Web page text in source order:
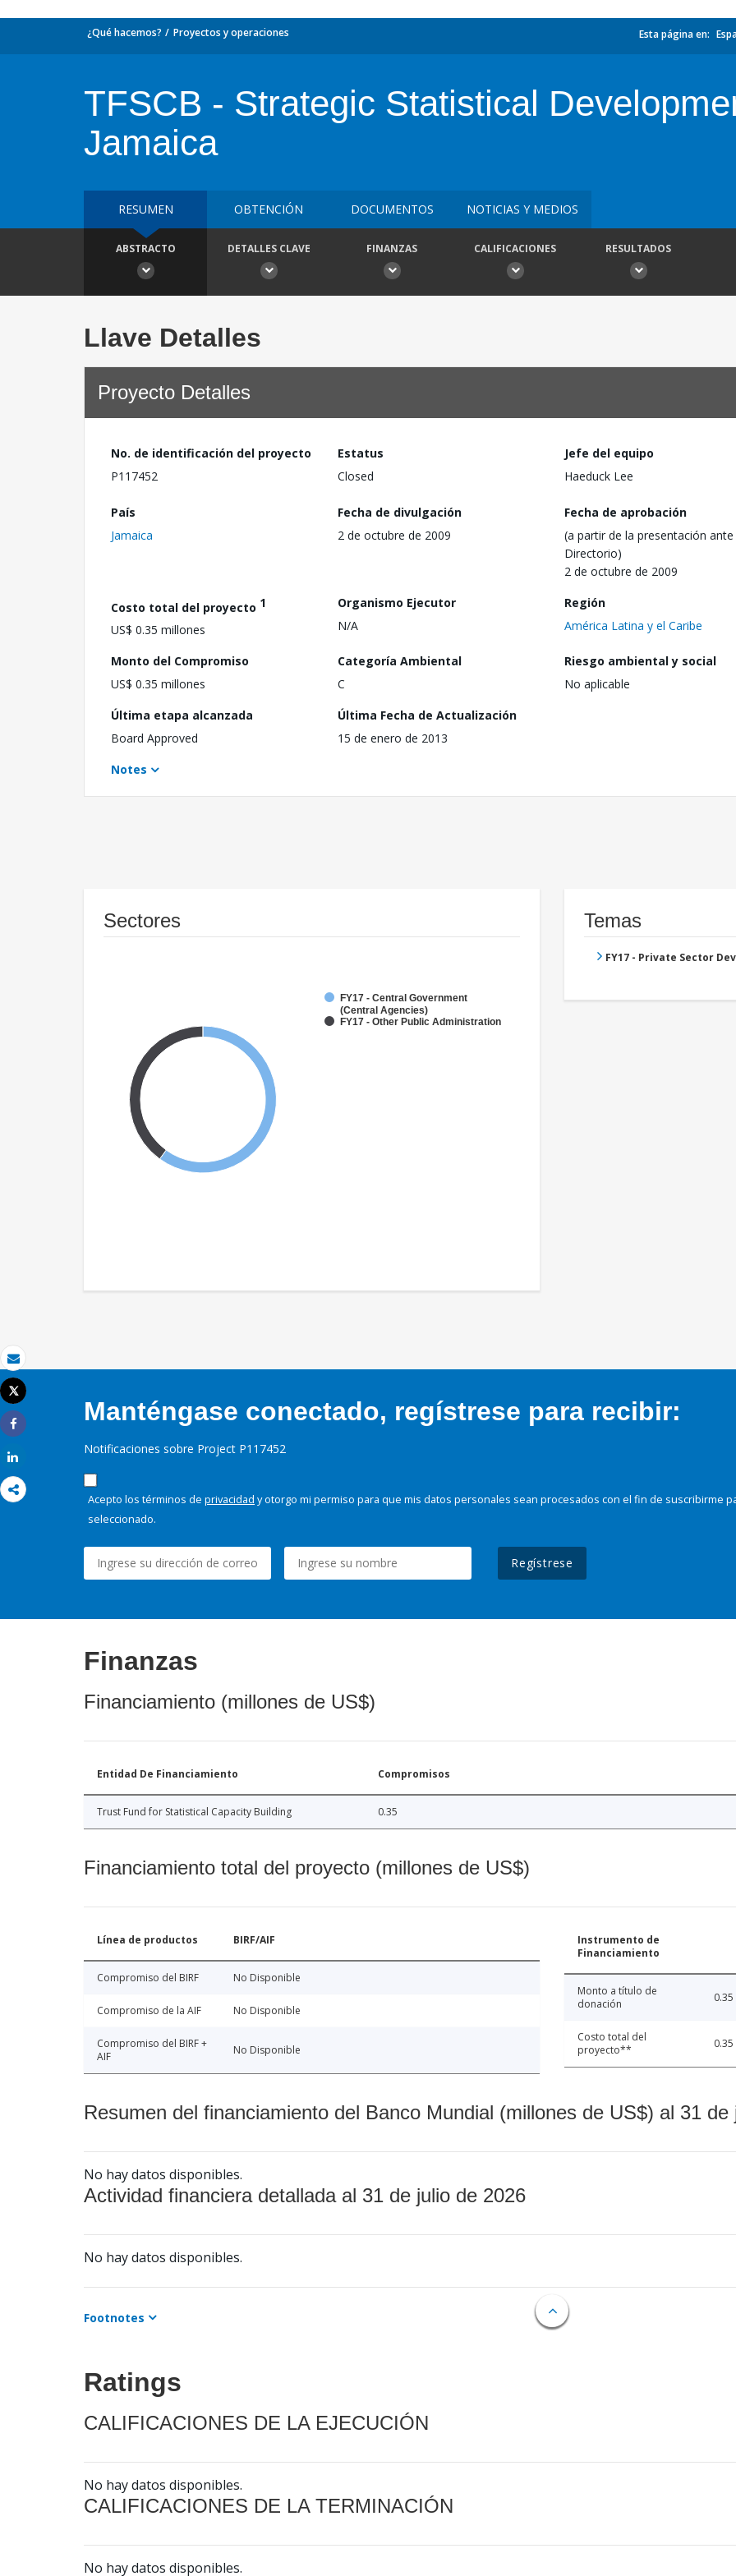
Correo electrónico
Imprimir
Tweet
Share
¿Qué hacemos? Proyectos y operaciones Esta página en:
TFSCB - Strategic Statistical
Jamaica
RESUMEN OBTENCIÓN DOCUMENTOS NOTICIAS Y MEDIOS
ABSTRACTO DETALLES CLAVE FINANZAS CALIFICACIONES RESULTADOS
Llave Detalles
Proyecto Detalles
No. de identificación del proyecto
P117452
Estatus
Closed
Jefe del equipo
Haeduck Lee
País
Jamaica
Fecha de divulgación
2 de octubre de 2009
Fecha de aprobación
(a partir de la presentación ante
Directorio)
2 de octubre de 2009
Costo total del proyecto 1
US$ 0.35 millones
Organismo Ejecutor
N/A
Región
América Latina y el Caribe
Monto del Compromiso
US$ 0.35 millones
Categoría Ambiental
C
Riesgo ambiental y social
No aplicable
Última etapa alcanzada
Board Approved
Última Fecha de Actualización
15 de enero de 2013
Notes
Sectores
FY17 - Central Government
(Central Agencies)
FY17 - Other Public Administration
Temas
FY17 - Private Sector
Manténgase conectado, regístrese para recibir:
Notificaciones sobre Project P117452
Acepto los términos de privacidad y otorgo mi permiso para que mis datos personales sean procesados con el fin de suscribirme
seleccionado.
Regístrese
Finanzas
Financiamiento (millones de US$)
Entidad De Financiamiento Compromisos
Trust Fund for Statistical Capacity Building 0.35
Financiamiento total del proyecto (millones de US$)
Línea de productos BIRF/AIF
Compromiso del BIRF No Disponible
Compromiso de la AIF No Disponible
Compromiso del BIRF +
AIF
No Disponible
Instrumento de
Financiamiento
Monto a título de
donación
0.35
Costo total del
proyecto**
0.35
Resumen del financiamiento del Banco Mundial (millones de US$) al 31 de
No hay datos disponibles.
Actividad financiera detallada al 31 de julio de 2026
No hay datos disponibles.
Footnotes
Ratings
CALIFICACIONES DE LA EJECUCIÓN
No hay datos disponibles.
CALIFICACIONES DE LA TERMINACIÓN
No hay datos disponibles.